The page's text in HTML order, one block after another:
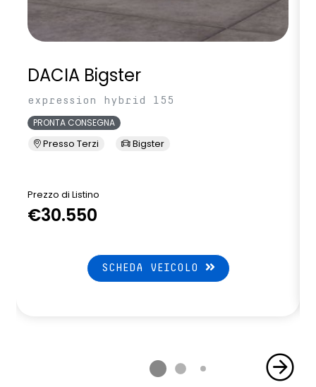
DACIA Bigster
expression hybrid 155
PRONTA CONSEGNA
Presso Terzi Bigster
Prezzo di Listino
€30.550
SCHEDA VEICOLO